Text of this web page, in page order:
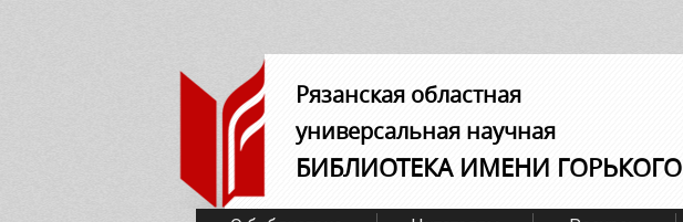
Рязанская областная
универсальная научная
БИБЛИОТЕКА ИМЕНИ ГОРЬКОГО